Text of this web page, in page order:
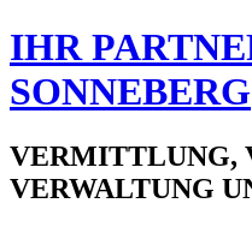
IHR
SONNEBERG
VERMITTLUNG,
VERWALTUNG